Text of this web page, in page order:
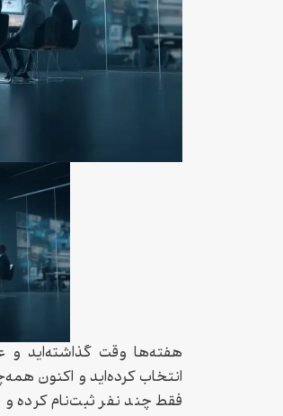
هفته‌ها وقت گذاشته‌اید و
انتخاب کرده‌اید و اکنون
فقط چند نفر ثبت‌نام کرده